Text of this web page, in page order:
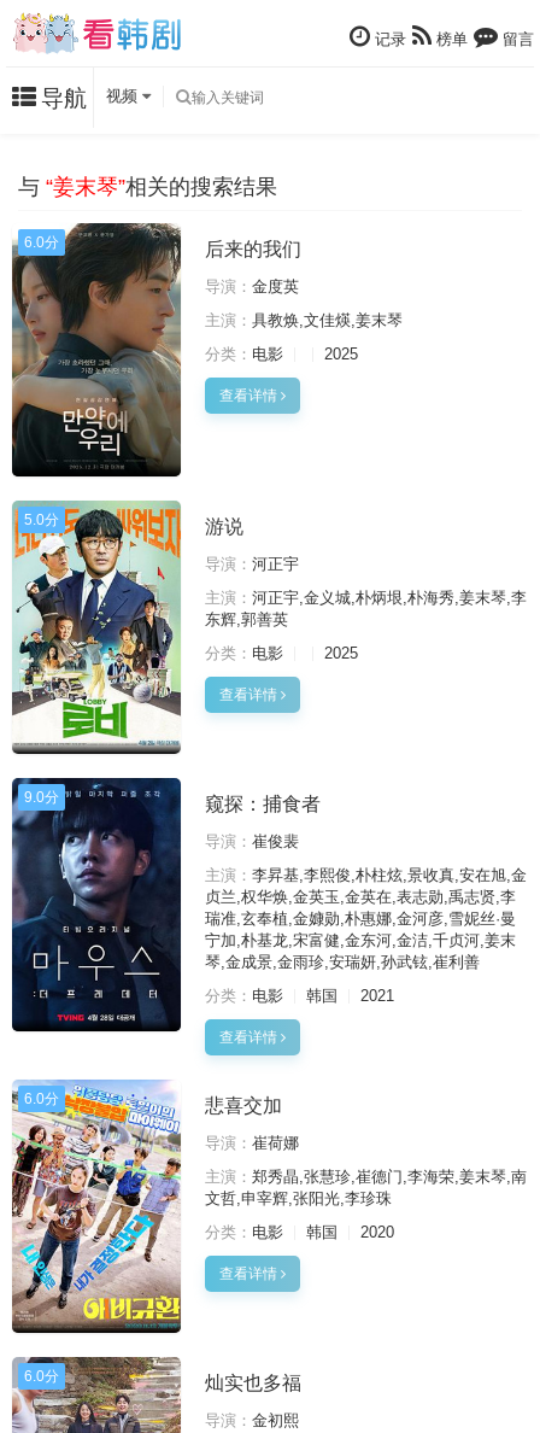
记录 榜单 留言
导航 视频
与 “姜末琴”相关的搜索结果
6.0分 后来的我们
导演： 金度英
主演： 具教焕,文佳煐,姜末琴
分类： 电影 2025
查看详情
5.0分 游说
导演： 河正宇
主演： 河正宇,金义城,朴炳垠,朴海秀,姜末琴,李
东辉,郭善英
分类： 电影 2025
查看详情
9.0分 窥探：捕食者
导演： 崔俊裴
主演： 李昇基,李熙俊,朴柱炫,景收真,安在旭,金
贞兰,权华焕,金英玉,金英在,表志勋,禹志贤,李
瑞准,玄奉植,金嫝勋,朴惠娜,金河彦,雪妮丝·曼
宁加,朴基龙,宋富健,金东河,金洁,千贞河,姜末
琴,金成景,金雨珍,安瑞妍,孙武铉,崔利善
分类： 电影 韩国 2021
查看详情
6.0分 悲喜交加
导演： 崔荷娜
主演： 郑秀晶,张慧珍,崔德门,李海荣,姜末琴,南
文哲,申宰辉,张阳光,李珍珠
分类： 电影 韩国 2020
查看详情
6.0分 灿实也多福
导演： 金初熙